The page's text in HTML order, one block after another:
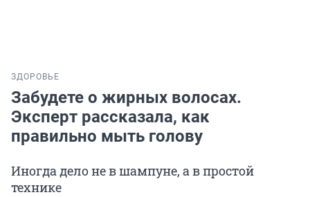
ЗДОРОВЬЕ
Забудете о жирных волосах.
Эксперт рассказала, как
правильно мыть голову
Иногда дело не в шампуне, а в простой
технике